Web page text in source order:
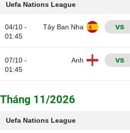
Uefa Nations League
04/10 -
01:45
Tây Ban Nha vs
07/10 -
01:45
Anh vs
Tháng 11/2026
Uefa Nations League